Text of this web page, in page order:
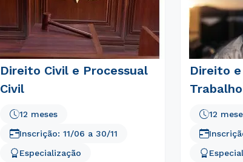
Direito Civil e Processual
Civil
12 meses
Especialização
Inscrição: 11/06 a 30/11
Direito
12